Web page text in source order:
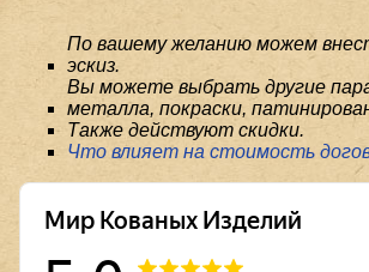
По вашему желанию можем
эскиз.
Вы можете выбрать другие
металла, покраски,
Также действуют скидки.
Что влияет на стоимость